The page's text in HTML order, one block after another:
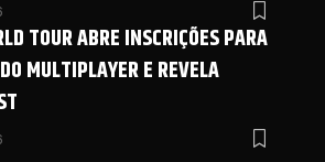
TOUR ABRE INSCRIÇÕES PARA
MULTIPLAYER E REVELA